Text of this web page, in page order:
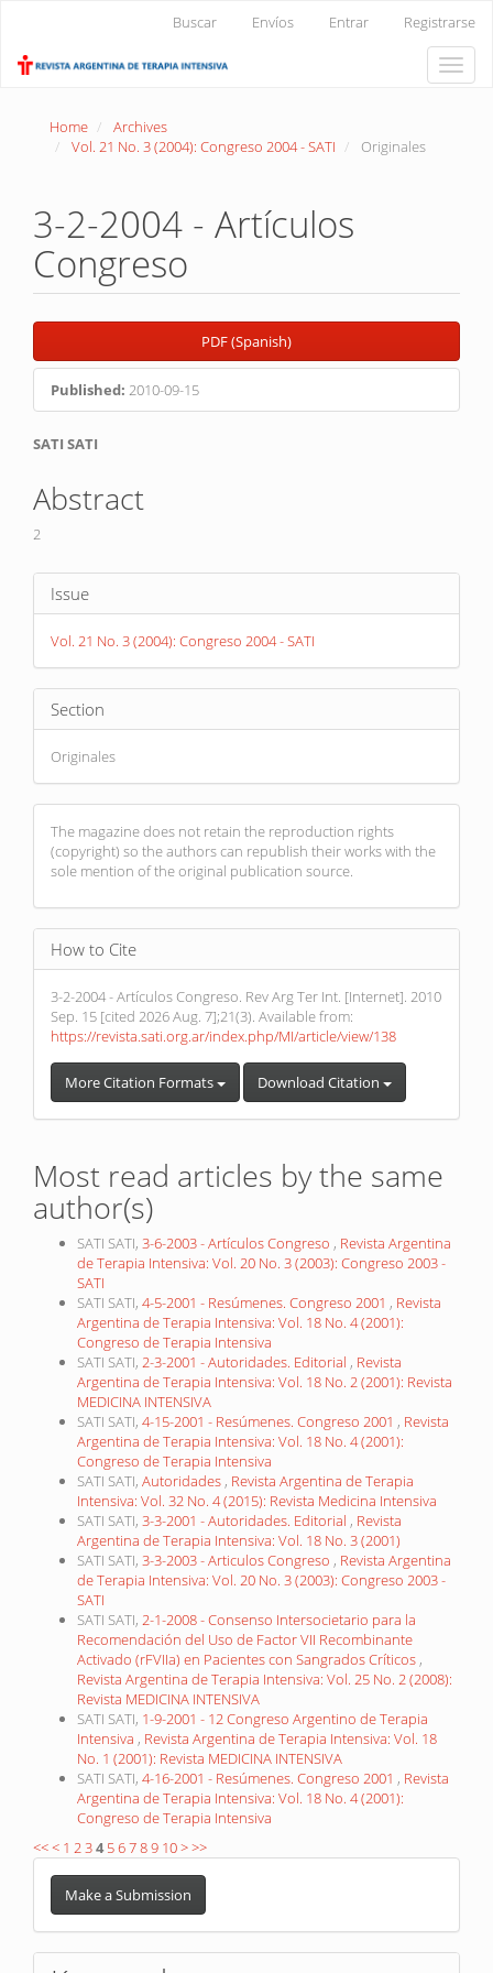
Content
Buscar Envíos Entrar Registrarse
Toggle
Home
Archives
Vol. 21 No. 3 (2004): Congreso 2004 - SATI
Originales
3-2-2004 - Artículos
Congreso
Article
Sidebar
PDF (Spanish)
Published: 2010-09-15
Main
Article
Content
SATI SATI
Abstract
2
Article
Details
Issue
Vol. 21 No. 3 (2004): Congreso 2004 - SATI
Section
Originales
The magazine does not retain the reproduction rights
(copyright) so the authors can republish their works with the
sole mention of the original publication source.
How to Cite
3-2-2004 - Artículos Congreso. Rev Arg Ter Int. [Internet]. 2010
Sep. 15 [cited 2026 Aug. 7];21(3). Available from:
https://revista.sati.org.ar/index.php/MI/article/view/138
More Citation Formats Download Citation
Most read articles by the same
author(s)
SATI SATI, 3-6-2003 - Artículos Congreso , Revista Argentina
de Terapia Intensiva: Vol. 20 No. 3 (2003): Congreso 2003 -
SATI
SATI SATI, 4-5-2001 - Resúmenes. Congreso 2001 , Revista
Argentina de Terapia Intensiva: Vol. 18 No. 4 (2001):
Congreso de Terapia Intensiva
SATI SATI, 2-3-2001 - Autoridades. Editorial , Revista
Argentina de Terapia Intensiva: Vol. 18 No. 2 (2001): Revista
MEDICINA INTENSIVA
SATI SATI, 4-15-2001 - Resúmenes. Congreso 2001 , Revista
Argentina de Terapia Intensiva: Vol. 18 No. 4 (2001):
Congreso de Terapia Intensiva
SATI SATI, Autoridades , Revista Argentina de Terapia
Intensiva: Vol. 32 No. 4 (2015): Revista Medicina Intensiva
SATI SATI, 3-3-2001 - Autoridades. Editorial , Revista
Argentina de Terapia Intensiva: Vol. 18 No. 3 (2001)
SATI SATI, 3-3-2003 - Articulos Congreso , Revista Argentina
de Terapia Intensiva: Vol. 20 No. 3 (2003): Congreso 2003 -
SATI
SATI SATI, 2-1-2008 - Consenso Intersocietario para la
Recomendación del Uso de Factor VII Recombinante
Activado (rFVIIa) en Pacientes con Sangrados Críticos ,
Revista Argentina de Terapia Intensiva: Vol. 25 No. 2 (2008):
Revista MEDICINA INTENSIVA
SATI SATI, 1-9-2001 - 12 Congreso Argentino de Terapia
Intensiva , Revista Argentina de Terapia Intensiva: Vol. 18
No. 1 (2001): Revista MEDICINA INTENSIVA
SATI SATI, 4-16-2001 - Resúmenes. Congreso 2001 , Revista
Argentina de Terapia Intensiva: Vol. 18 No. 4 (2001):
Congreso de Terapia Intensiva
<<< 1 234 56789 10>>>
Make
Submission
Make a Submission